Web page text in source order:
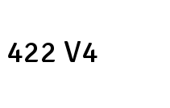
V4